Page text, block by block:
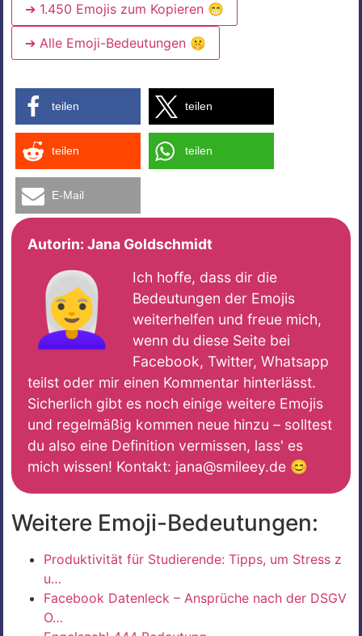
➔ 1.450 Emojis zum Kopieren 😁
➔ Alle Emoji-Bedeutungen 🤫
teilen teilen
teilen teilen
E-Mail
Autorin: Jana Goldschmidt
👩‍🦳
Ich hoffe, dass dir die
Bedeutungen der Emojis
weiterhelfen und freue mich,
wenn du diese Seite bei
Facebook, Twitter, Whatsapp
teilst oder mir einen Kommentar hinterlässt.
Sicherlich gibt es noch einige weitere Emojis
und regelmäßig kommen neue hinzu – solltest
du also eine Definition vermissen, lass' es
mich wissen! Kontakt: jana@smileey.de 😊
Weitere Emoji-Bedeutungen:
Produktivität für Studierende: Tipps, um Stress z
u…
Facebook Datenleck – Ansprüche nach der DSGV
O…